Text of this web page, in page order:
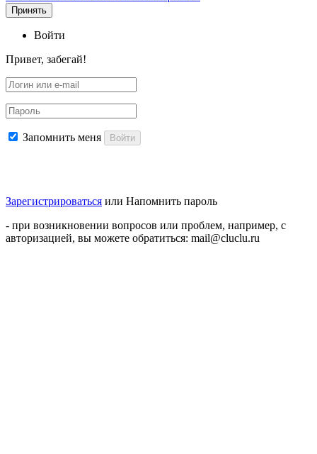
Принять
Войти
Привет, забегай!
Запомнить меня Войти
Зарегистрироваться или Напомнить пароль
- при возникновении вопросов или проблем, например, с
авторизацией, вы можете обратиться: mail@cluclu.ru